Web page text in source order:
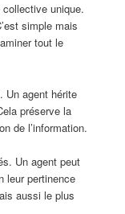
collective unique.
simple mais
tout le
Un agent hérite
préserve la
de l’information.
Un agent peut
leur pertinence
aussi le plus